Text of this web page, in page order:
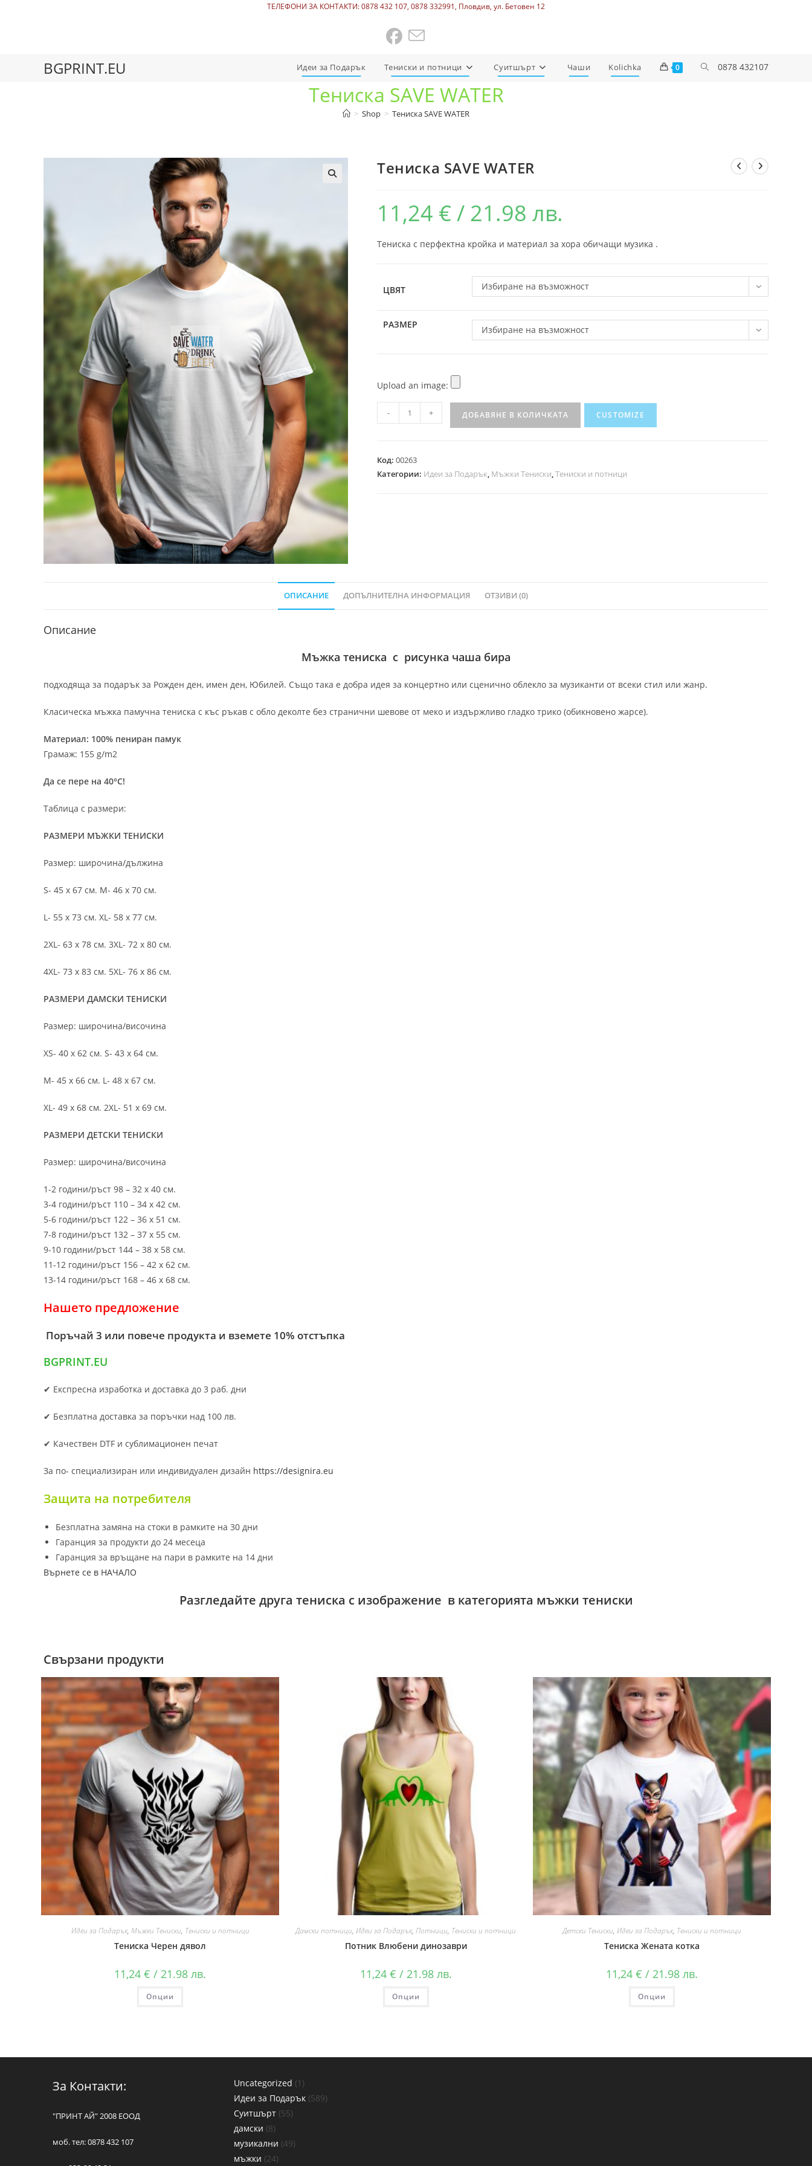
ТЕЛЕФОНИ ЗА КОНТАКТИ: 0878 432 107, 0878 332991, Пловдив, ул. Бетовен 12
BGPRINT.EU 0878 432107
Идеи за Подарък Тениски и потници Суитшърт Чаши Kolichka 0
Тениска SAVE WATER
> Shop > Тениска SAVE WATER
Тениска SAVE WATER
11,24 € / 21.98 лв.
Тениска с перфектна кройка и материал за хора обичащи музика .
ЦВЯТ Избиране на възможност
РАЗМЕР Избиране на възможност
Upload an image:
- + ДОБАВЯНЕ В КОЛИЧКАТА CUSTOMIZE
Код: 00263
Категории: Идеи за Подарък, Мъжки Тениски,Тениски и потници
ОПИСАНИЕ ДОПЪЛНИТЕЛНА ИНФОРМАЦИЯ ОТЗИВИ (0)
Описание
Мъжка тениска с рисунка чаша бира
подходяща за подарък за Рожден ден, имен ден, Юбилей. Също така е добра идея за концертно или сценично облекло за музиканти от всеки стил или жанр.
Класическа мъжка памучна тениска с къс ръкав с обло деколте без странични шевове от меко и издържливо гладко трико (обикновено жарсе).
Материал: 100% пениран памук
Грамаж: 155 g/m2
Да се пере на 40°C!
Таблица с размери:
РАЗМЕРИ МЪЖКИ ТЕНИСКИ
Размер: широчина/дължина
S- 45 х 67 см. M- 46 х 70 см.
L- 55 х 73 см. XL- 58 х 77 см.
2XL- 63 х 78 см. 3XL- 72 х 80 см.
4XL- 73 х 83 см. 5XL- 76 х 86 см.
РАЗМЕРИ ДАМСКИ ТЕНИСКИ
Размер: широчина/височина
XS- 40 х 62 см. S- 43 х 64 см.
M- 45 х 66 см. L- 48 х 67 см.
XL- 49 х 68 см. 2XL- 51 х 69 см.
РАЗМЕРИ ДЕТСКИ ТЕНИСКИ
Размер: широчина/височина
1-2 години/ръст 98 – 32 х 40 см.
3-4 години/ръст 110 – 34 х 42 см.
5-6 години/ръст 122 – 36 х 51 см.
7-8 години/ръст 132 – 37 х 55 см.
9-10 години/ръст 144 – 38 х 58 см.
11-12 години/ръст 156 – 42 x 62 см.
13-14 години/ръст 168 – 46 х 68 см.
Нашето предложение
Поръчай 3 или повече продукта и вземете 10% отстъпка
BGPRINT.EU
✔ Експресна изработка и доставка до 3 раб. дни
✔ Безплатна доставка за поръчки над 100 лв.
✔ Качествен DTF и сублимационен печат
За по- специализиран или индивидуален дизайн https://designira.eu
Защита на потребителя
Безплатна замяна на стоки в рамките на 30 дни
Гаранция за продукти до 24 месеца
Гаранция за връщане на пари в рамките на 14 дни
Върнете се в НАЧАЛО
Разгледайте друга тениска с изображение в категорията мъжки тениски
Свързани продукти
Идеи за Подарък, Мъжки Тениски, Тениски и потници
Тениска Черен дявол
11,24€ / 21.98 лв.
Опции
Дамски потници,Идеи за Подарък,Потници, Тениски и потници
Потник Влюбени динозаври
11,24 € / 21.98 лв.
Опции
Детски Тениски, Идеи за Подарък, Тениски и потници
Тениска Жената котка
11,24 € / 21.98 лв.
Опции
За Контакти:
"ПРИНТ АЙ" 2008 ЕООД
моб. тел: 0878 432 107
Uncategorized 1
Идеи за Подарък 589
Суитшърт 55
дамски 8
музикални 49
мъжки 24